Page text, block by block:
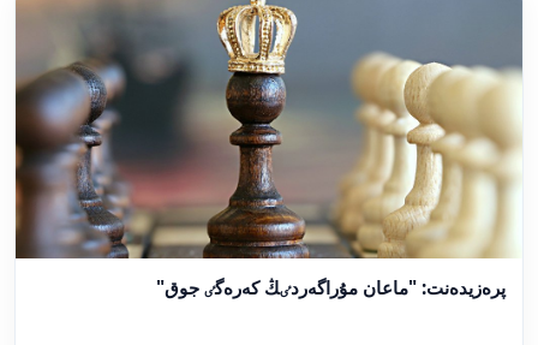
پرەزيدەنت: "ماعان مۇراگەردٸڭ كەرەگٸ جوق"